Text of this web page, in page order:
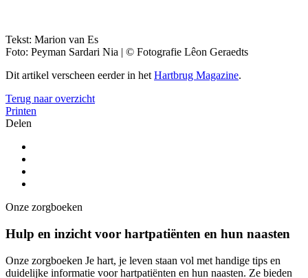
Tekst: Marion van Es
Foto: Peyman Sardari Nia | © Fotografie Lêon Geraedts
Dit artikel verscheen eerder in hetHartbrug Magazine.
Terug naar overzicht
Printen
Delen
Onze zorgboeken
Hulp en inzicht voor hartpatiënten en hun naasten
Onze zorgboeken Je hart, je leven staan vol met handige tips en
duidelijke informatie voor hartpatiënten en hun naasten. Ze bieden